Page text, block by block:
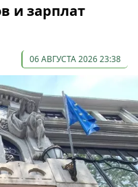
и зарплат
06 АВГУСТА 2026 23:38